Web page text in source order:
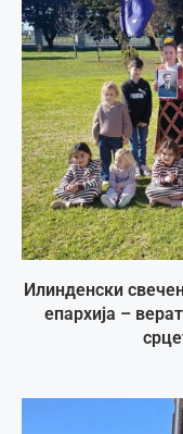
Илинденски
епархија –